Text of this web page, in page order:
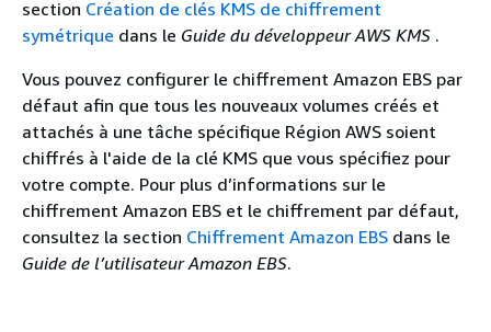
section Création de clés KMS de chiffrement
symétrique dans le Guide du développeur AWS KMS .
Vous pouvez configurer le chiffrement Amazon EBS par
défaut afin que tous les nouveaux volumes créés et
attachés à une tâche spécifique Région AWS soient
chiffrés à l'aide de la clé KMS que vous spécifiez pour
votre compte. Pour plus d’informations sur le
chiffrement Amazon EBS et le chiffrement par défaut,
consultez la section Chiffrement Amazon EBS dans le
Guide de l’utilisateur Amazon EBS.